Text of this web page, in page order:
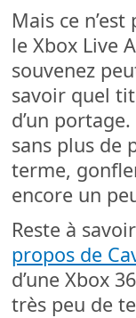
Mais ce
le Xbox Live
souvenez
savoir quel
d’un
sans plus de
terme,
encore un
Reste à
propos de
d’une Xbox
très peu de